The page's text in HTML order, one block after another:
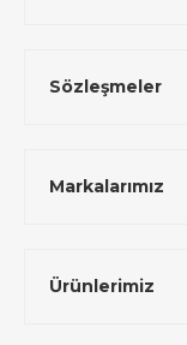
Sözleşmeler
Markalarımız
Ürünlerimiz